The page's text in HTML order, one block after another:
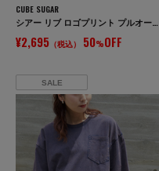
CUBE SUGAR
シアー リブ ロゴプリント プルオーバー Tシャツ
¥2,695 （税込） 50%OFF
SALE